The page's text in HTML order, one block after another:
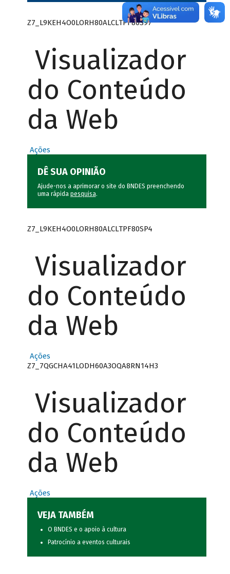
Z7_L9KEH4O0LORH80ALCLTPF80S97
Visualizador
do Conteúdo
da Web
Ações
DÊ SUA OPINIÃO
Ajude-nos a aprimorar o site do BNDES preenchendo
uma rápida pesquisa.
Z7_L9KEH4O0LORH80ALCLTPF80SP4
Visualizador
do Conteúdo
da Web
Ações
Z7_7QGCHA41LODH60A3OQA8RN14H3
Visualizador
do Conteúdo
da Web
Ações
VEJA TAMBÉM
O BNDES e o apoio à cultura
Patrocínio a eventos culturais